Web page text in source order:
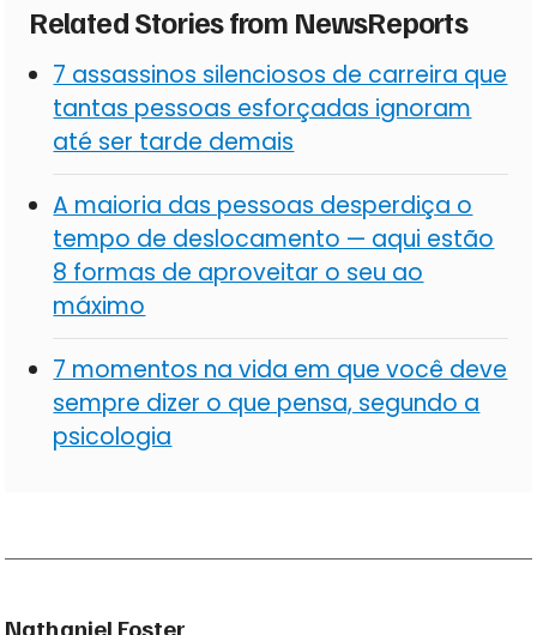
Related Stories from NewsReports
7 assassinos silenciosos de carreira que
tantas pessoas esforçadas ignoram
até ser tarde demais
A maioria das pessoas desperdiça o
tempo de deslocamento — aqui estão
8 formas de aproveitar o seu ao
máximo
7 momentos na vida em que você deve
sempre dizer o que pensa, segundo a
psicologia
Nathaniel Foster